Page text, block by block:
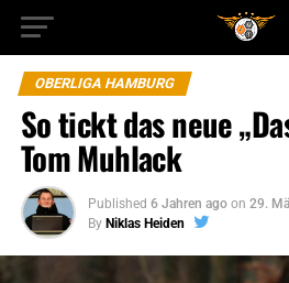
OBERLIGA HAMBURG
So tickt das neue
Tom Muhlack
Published 6 Jahren ago on 29.
By Niklas Heiden